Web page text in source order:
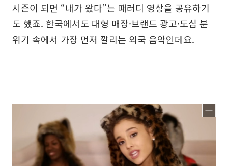
시즌이 되면 “내가 왔다”는 패러디 영상을 공유하기
도 했죠. 한국에서도 대형 매장·브랜드 광고·도심 분
위기 속에서 가장 먼저 깔리는 외국 음악인데요.